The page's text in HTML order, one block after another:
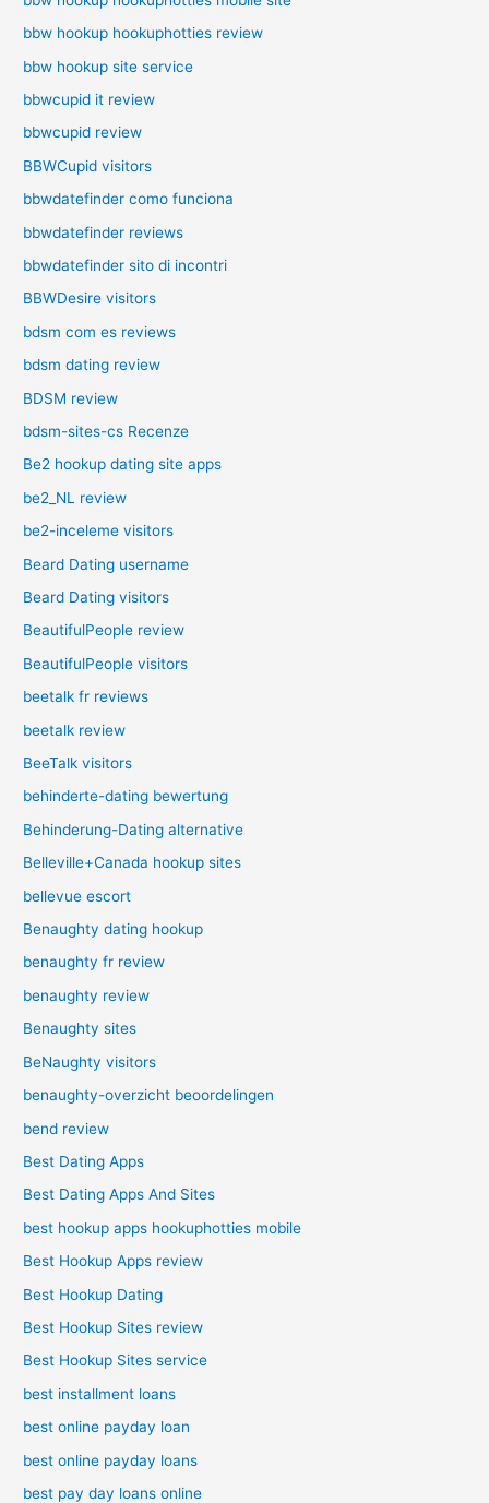
bbw hookup hookuphotties review
bbw hookup site service
bbwcupid it review
bbwcupid review
BBWCupid visitors
bbwdatefinder como funciona
bbwdatefinder reviews
bbwdatefinder sito di incontri
BBWDesire visitors
bdsm com es reviews
bdsm dating review
BDSM review
bdsm-sites-cs Recenze
Be2 hookup dating site apps
be2_NL review
be2-inceleme visitors
Beard Dating username
Beard Dating visitors
BeautifulPeople review
BeautifulPeople visitors
beetalk fr reviews
beetalk review
BeeTalk visitors
behinderte-dating bewertung
Behinderung-Dating alternative
Belleville+Canada hookup sites
bellevue escort
Benaughty dating hookup
benaughty fr review
benaughty review
Benaughty sites
BeNaughty visitors
benaughty-overzicht beoordelingen
bend review
Best Dating Apps
Best Dating Apps And Sites
best hookup apps hookuphotties mobile
Best Hookup Apps review
Best Hookup Dating
Best Hookup Sites review
Best Hookup Sites service
best installment loans
best online payday loan
best online payday loans
best pay day loans online